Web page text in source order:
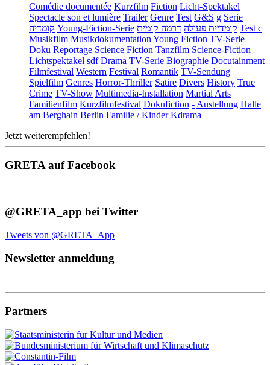
Comédie documentée Kurzfilm Fiction Licht-Spektakel
Spectacle son et lumière Trailer Genre Test G&S g Serie
קומדיה Young-Fiction-Serie קומדיית פעולה דרמה קומית
Test c
Musikfilm Musikdokumentation Young Fiction TV-Serie
Doku Reportage Science Fiction Tanzfilm Science-Fiction
Lichtspektakel sdf Drama TV-Serie Biographie Docutainment
Filmfestival Western Festival Romantik TV-Sendung
Spielfilm Genres Horror-Thriller Satire Divers History True
Crime TV-Show Multimedia-Installation Martial Arts
Familienfilm Kurzfilmfestival Dokufiction - Austellung Halle
am Berghain Berlin Familie / Kinder Kdrama
Jetzt weiterempfehlen!
GRETA auf Facebook
@GRETA_app bei Twitter
Tweets von @GRETA_App
Newsletter anmeldung
Partners